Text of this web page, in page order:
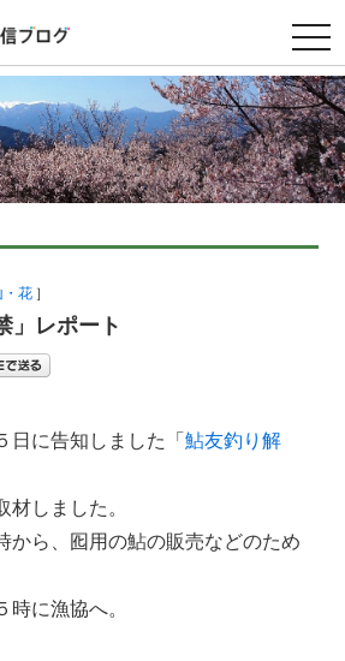
t
o
g
g
l
e
n
a
v
i
t
・花 ］
」レポート
日に告知しました「鮎友釣り解
しました。
から、囮用の鮎の販売などのため
に漁協へ。